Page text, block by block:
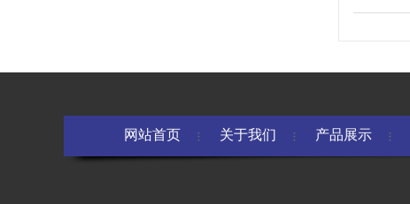
网站首页 关于我们 产品展示